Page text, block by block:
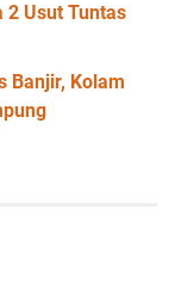
2 Usut Tuntas
Banjir, Kolam